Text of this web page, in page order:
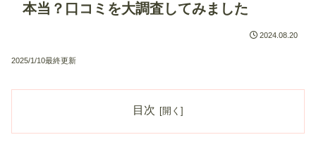
本当？口コミを大調査してみました
2024.08.20
2025/1/10最終更新
目次